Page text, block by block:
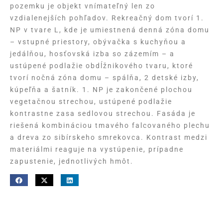
pozemku je objekt vnímateľný len zo
vzdialenejších pohľadov. Rekreačný dom tvorí 1.
NP v tvare L, kde je umiestnená denná zóna domu
– vstupné priestory, obývačka s kuchyňou a
jedálňou, hosťovská izba so zázemím – a
ustúpené podlažie obdĺžnikového tvaru, ktoré
tvorí nočná zóna domu – spálňa, 2 detské izby,
kúpeľňa a šatník. 1. NP je zakončené plochou
vegetačnou strechou, ustúpené podlažie
kontrastne zasa sedlovou strechou. Fasáda je
riešená kombináciou tmavého falcovaného plechu
a dreva zo sibírskeho smrekovca. Kontrast medzi
materiálmi reaguje na vystúpenie, prípadne
zapustenie, jednotlivých hmôt.